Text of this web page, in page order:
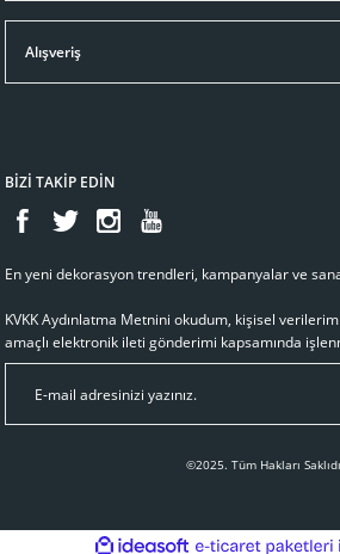
Alışveriş
BİZİ TAKİP EDİN
En yeni dekorasyon trendleri, kampanyalar ve
KVKK Aydınlatma Metnini okudum, kişisel
amaçlı elektronik ileti gönderimi kapsamında
©2025. Tüm Hakları
ideasoft e-